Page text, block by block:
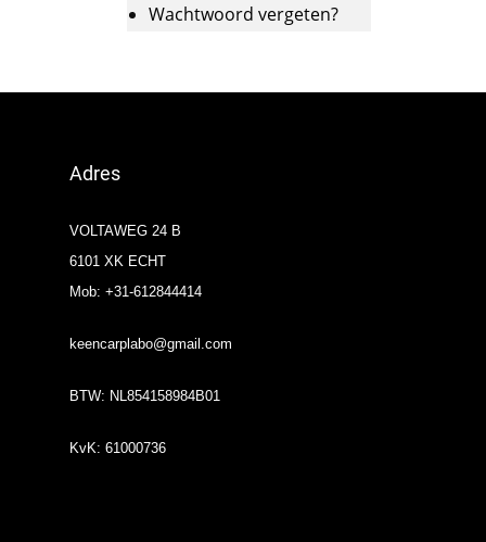
Wachtwoord vergeten?
Adres
VOLTAWEG 24 B
6101 XK ECHT
Mob: +31-612844414
keencarplabo@gmail.com
BTW: NL854158984B01
KvK: 61000736